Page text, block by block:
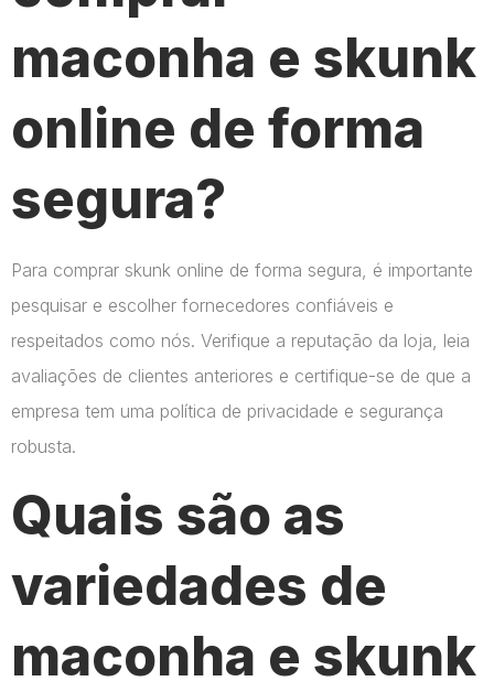
maconha e skunk
online de forma
segura?
Para comprar skunk online de forma segura, é importante
pesquisar e escolher fornecedores confiáveis e
respeitados como nós. Verifique a reputação da loja, leia
avaliações de clientes anteriores e certifique-se de que a
empresa tem uma política de privacidade e segurança
robusta.
Quais são as
variedades de
maconha e skunk